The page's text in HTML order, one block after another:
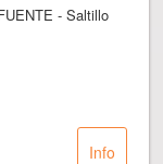
- Saltillo
Info